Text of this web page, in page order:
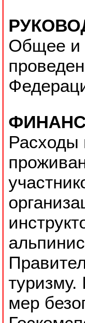
Общее и
Расходы
мер